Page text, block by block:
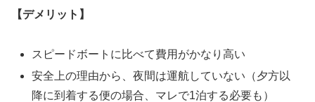
【デメリット】
スピードボートに比べて費用がかなり高い
安全上の理由から、夜間は運航していない（夕方以
降に到着する便の場合、マレで1泊する必要も）